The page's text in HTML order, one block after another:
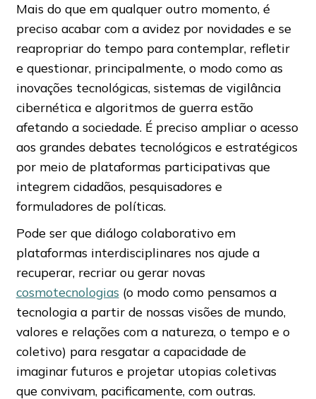
Mais do que em qualquer outro momento, é
preciso acabar com a avidez por novidades e se
reapropriar do tempo para contemplar, refletir
e questionar, principalmente, o modo como as
inovações tecnológicas, sistemas de vigilância
cibernética e algoritmos de guerra estão
afetando a sociedade. É preciso ampliar o acesso
aos grandes debates tecnológicos e estratégicos
por meio de plataformas participativas que
integrem cidadãos, pesquisadores e
formuladores de políticas.
Pode ser que diálogo colaborativo em
plataformas interdisciplinares nos ajude a
recuperar, recriar ou gerar novas
cosmotecnologias (o modo como pensamos a
tecnologia a partir de nossas visões de mundo,
valores e relações com a natureza, o tempo e o
coletivo) para resgatar a capacidade de
imaginar futuros e projetar utopias coletivas
que convivam, pacificamente, com outras.